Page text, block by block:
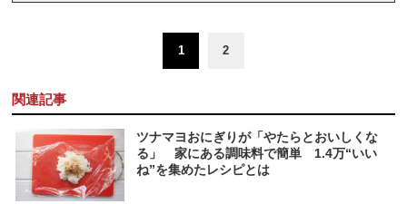
1 2
関連記事
ツナマヨおにぎりが「やたらとおいしくな
る」 家にある調味料で簡単 1.4万“いい
ね”を集めたレシピとは